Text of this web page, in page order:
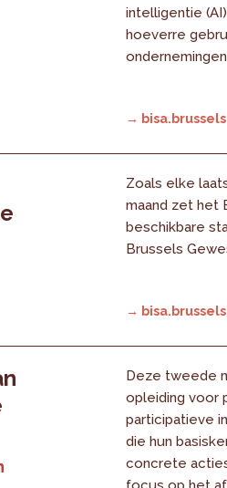
intelligentie
hoeverre
→ bisa.brussels
Zoals elke
maand zet het
beschikbare
Brussels
→ bisa.brussels
Deze tweede
opleiding voor
participatieve
die hun
concrete